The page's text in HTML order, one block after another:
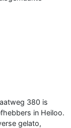
380 is
in Heiloo.
gelato,